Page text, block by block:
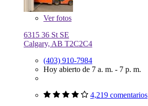
Verfotos
6315 36 St SE
Calgary, AB T2C2C4
(403) 910-7984
Hoy abierto de 7 a. m. - 7 p. m.
4,219 comentarios